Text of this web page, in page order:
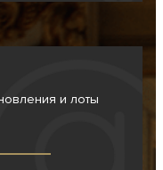
и лоты